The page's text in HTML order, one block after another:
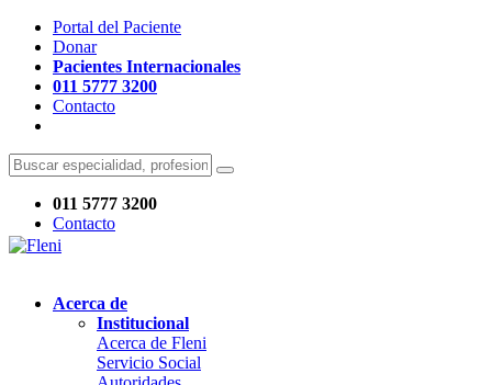
Portal del Paciente
Donar
Pacientes Internacionales
011 5777 3200
Contacto
011 5777 3200
Contacto
Acerca de
Institucional
Acerca de Fleni
Servicio Social